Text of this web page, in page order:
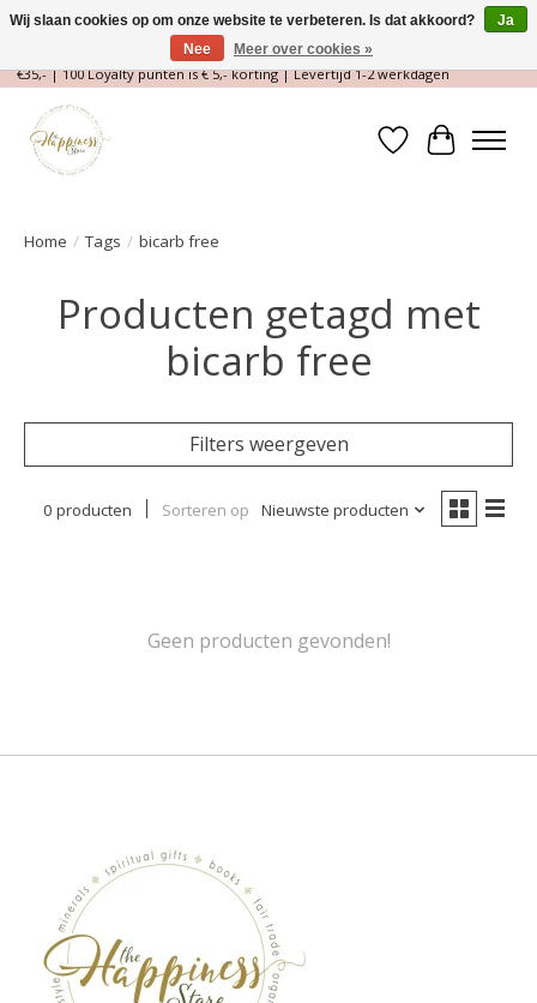
Magische Conceptstore, Edelstenen & Spirituele winkel | Gratis verzending >
€35,- | 100 Loyalty punten is € 5,- korting | Levertijd 1-2 werkdagen
Verlanglijst
Home / Tags / bicarb free
Producten getagd met
bicarb free
Filters weergeven
0 producten Sorteren op Nieuwste producten
Geen producten gevonden!
Wij slaan cookies op om onze website te verbeteren. Is dat akkoord?
Ja
Nee
Meer over cookies »